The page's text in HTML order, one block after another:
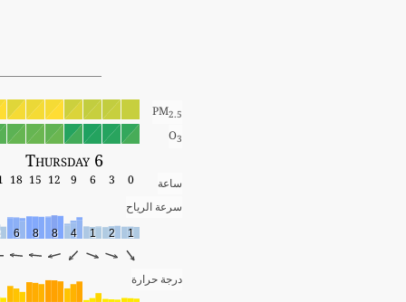
PM2.5
O3
Thursday 6
ساعة 0
3
6
9
12
15
18
سرعة الرياح
1
2
1
4
8
8
6
درجة حرارة